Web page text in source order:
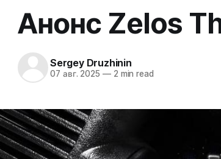
Анонс Zelos
Sergey Druzhinin
07 авг. 2025 —2 min read